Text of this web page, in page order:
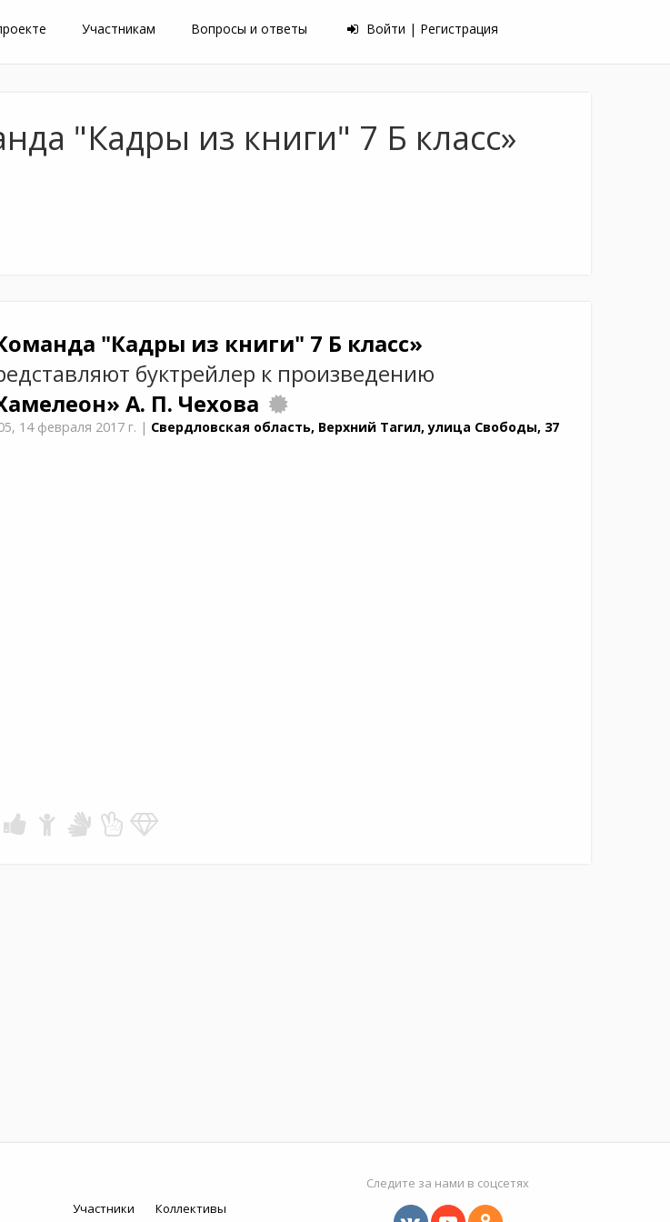
Участникам Вопросы и ответы Войти | Регистрация
"Кадры из книги" 7 Б класс»
"Кадры из книги" 7 Б класс»
буктрейлер к произведению
А. П. Чехова
14 февраля 2017 г. | Свердловская область, Верхний Тагил, улица Свободы, 37
Участники Коллективы
Следите за нами в соцсетях